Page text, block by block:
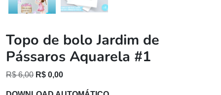
Topo de bolo Jardim de
Pássaros Aquarela #1
R$6,00 O
R$ 0,00O